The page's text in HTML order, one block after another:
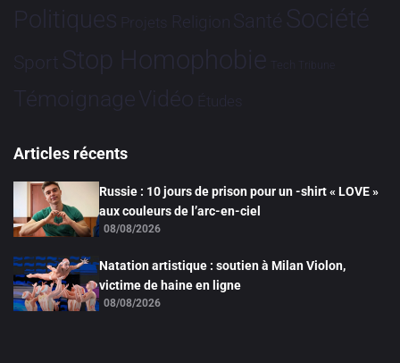
Politiques Projets Religion Santé Société
Sport Stop Homophobie Tech Tribune
TémoignageVidéo Études
Articles récents
Russie : 10 jours de prison pour un -shirt « LOVE »
aux couleurs de l’arc-en-ciel
08/08/2026
Natation artistique : soutien à Milan Violon,
victime de haine en ligne
08/08/2026